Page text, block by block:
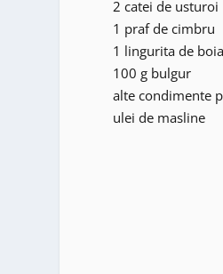
2 catei de usturoi
1 praf de cimbru
1 lingurita de
100 g bulgur
alte condimente
ulei de masline